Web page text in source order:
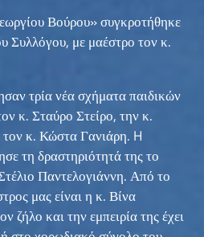
Βούρου» συγκροτήθηκε
Συλλόγου, με μαέστρο τον κ.
τρία νέα σχήματα παιδικών
κ. Σταύρο Στείρο, την κ.
κ. Κώστα Γανιάρη. H
τη δραστηριότητά της το
Παντελογιάννη. Από το
μας είναι η κ. Βίνα
ζήλο και την εμπειρία της έχει